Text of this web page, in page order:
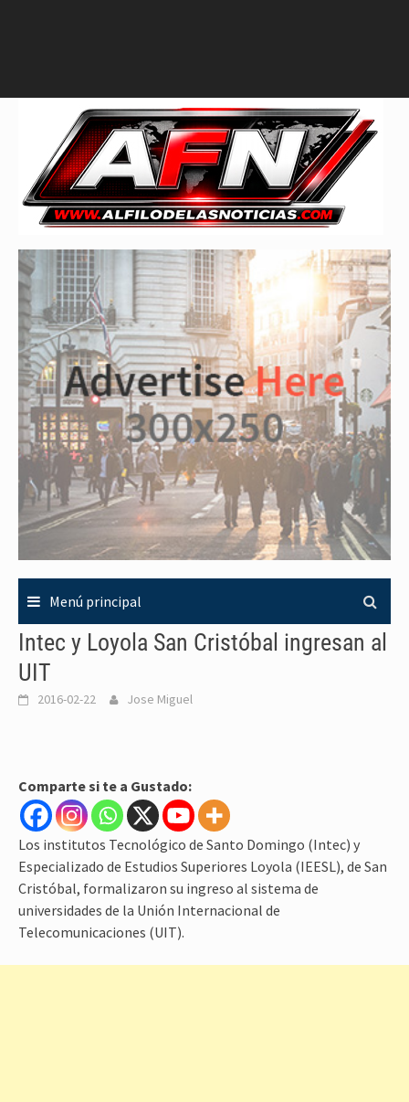
Menú principal
Intec y Loyola San Cristóbal ingresan al
UIT
2016-02-22 Jose Miguel
Comparte si te a Gustado:
Los institutos Tecnológico de Santo Domingo (Intec) y
Especializado de Estudios Superiores Loyola (IEESL), de San
Cristóbal, formalizaron su ingreso al sistema de
universidades de la Unión Internacional de
Telecomunicaciones (UIT).